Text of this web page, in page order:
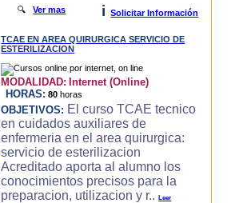
🔍Ver mas i Solicitar Información
TCAE EN AREA QUIRURGICA SERVICIO DE
ESTERILIZACION
MODALIDAD: Internet (Online)
HORAS: 80 horas
OBJETIVOS: El curso TCAE tecnico
en cuidados auxiliares de
enfermeria en el area quirurgica:
servicio de esterilizacion
Acreditado aporta al alumno los
conocimientos precisos para la
preparacion, utilizacion y r..Leer